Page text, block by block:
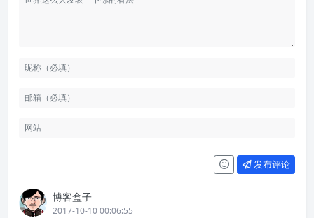
发布评论
博客盒子
2017-10-10 00:06:55